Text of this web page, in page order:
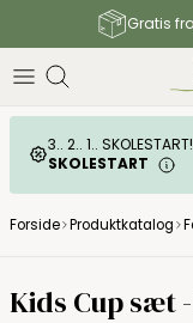
Gratis
3.. 2.. 1..
SKOLESTART
Forside Produktkatalog
Klean
Kids Cup sæt